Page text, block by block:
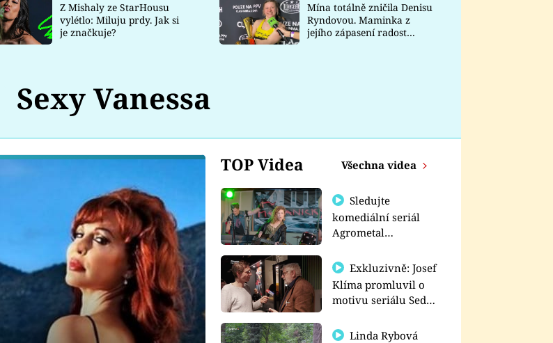
Sledujte nás
Z Mishaly ze StarHousu
vylétlo: Miluju prdy. Jak si
je značkuje?
Mína totálně zničila Denisu
Ryndovou. Maminka z
jejího zápasení radost
Sexy Vanessa
TOP Videa Všechna videa
Sledujte
komediální seriál
Agrometal
prima+
Exkluzivně: Josef
Klíma promluvil o
motivu seriálu Sedm
Linda Rybová